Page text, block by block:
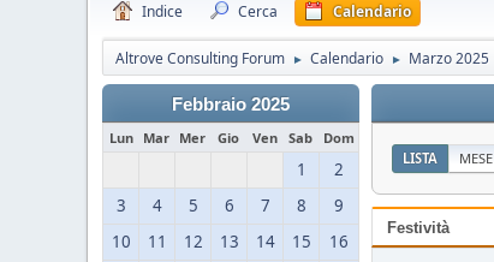
Indice Cerca Calendario
Altrove Consulting Forum ► Calendario ► Marzo 2025
Febbraio 2025
Lun Mar Mer Gio Ven Sab Dom
1
2
3
4 5 6 7 8
9
10
11 12 13 14 15
16
LISTA MESE
Festività